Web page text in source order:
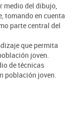
medio del dibujo,
tomando en cuenta
parte central del
que permita
joven.
de técnicas
población joven.